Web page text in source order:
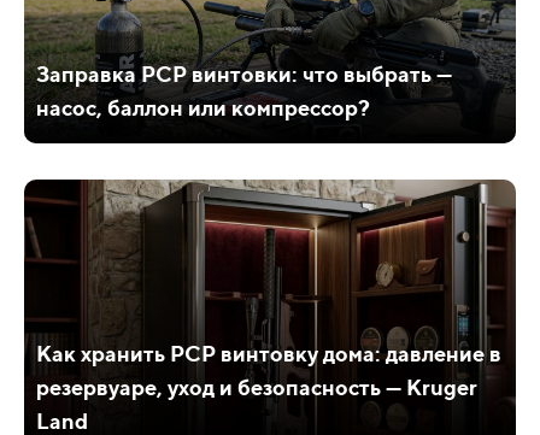
Заправка PCP винтовки: что выбрать —
насос, баллон или компрессор?
Как хранить PCP винтовку дома: давление в
резервуаре, уход и безопасность — Kruger
Land